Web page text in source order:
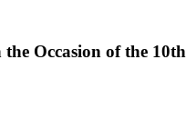
Occasion of the 10th